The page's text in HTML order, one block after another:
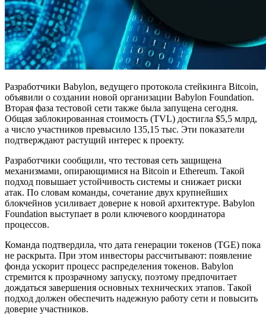
Разработчики Babylon, ведущего протокола стейкинга Bitcoin,
объявили о создании новой организации Babylon Foundation.
Вторая фаза тестовой сети также была запущена сегодня.
Общая заблокированная стоимость (TVL) достигла $5,5 млрд,
а число участников превысило 135,15 тыс. Эти показатели
подтверждают растущий интерес к проекту.
Разработчики сообщили, что тестовая сеть защищена
механизмами, опирающимися на Bitcoin и Ethereum. Такой
подход повышает устойчивость системы и снижает риски
атак. По словам команды, сочетание двух крупнейших
блокчейнов усиливает доверие к новой архитектуре. Babylon
Foundation выступает в роли ключевого координатора
процессов.
Команда подтвердила, что дата генерации токенов (TGE) пока
не раскрыта. При этом инвесторы рассчитывают: появление
фонда ускорит процесс распределения токенов. Babylon
стремится к прозрачному запуску, поэтому предпочитает
дождаться завершения основных технических этапов. Такой
подход должен обеспечить надежную работу сети и повысить
доверие участников.